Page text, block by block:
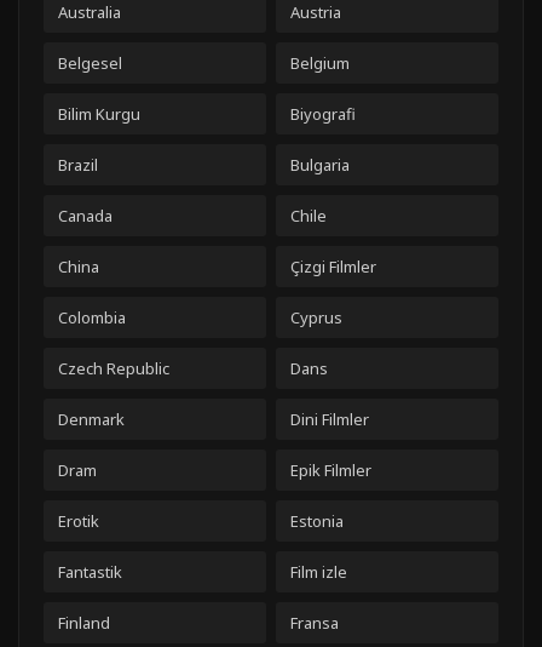
Australia Austria
Belgesel Belgium
Bilim Kurgu Biyografi
Brazil Bulgaria
Canada Chile
China Çizgi Filmler
Colombia Cyprus
Czech Republic Dans
Denmark Dini Filmler
Dram Epik Filmler
Erotik Estonia
Fantastik Film izle
Finland Fransa